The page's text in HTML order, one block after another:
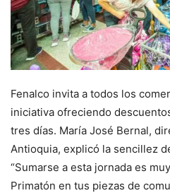
Fenalco invita a todos los
iniciativa ofreciendo
tres días. María José Bernal,
Antioquia, explicó la sencillez
“Sumarse a esta jornada es
Primatón en tus piezas de